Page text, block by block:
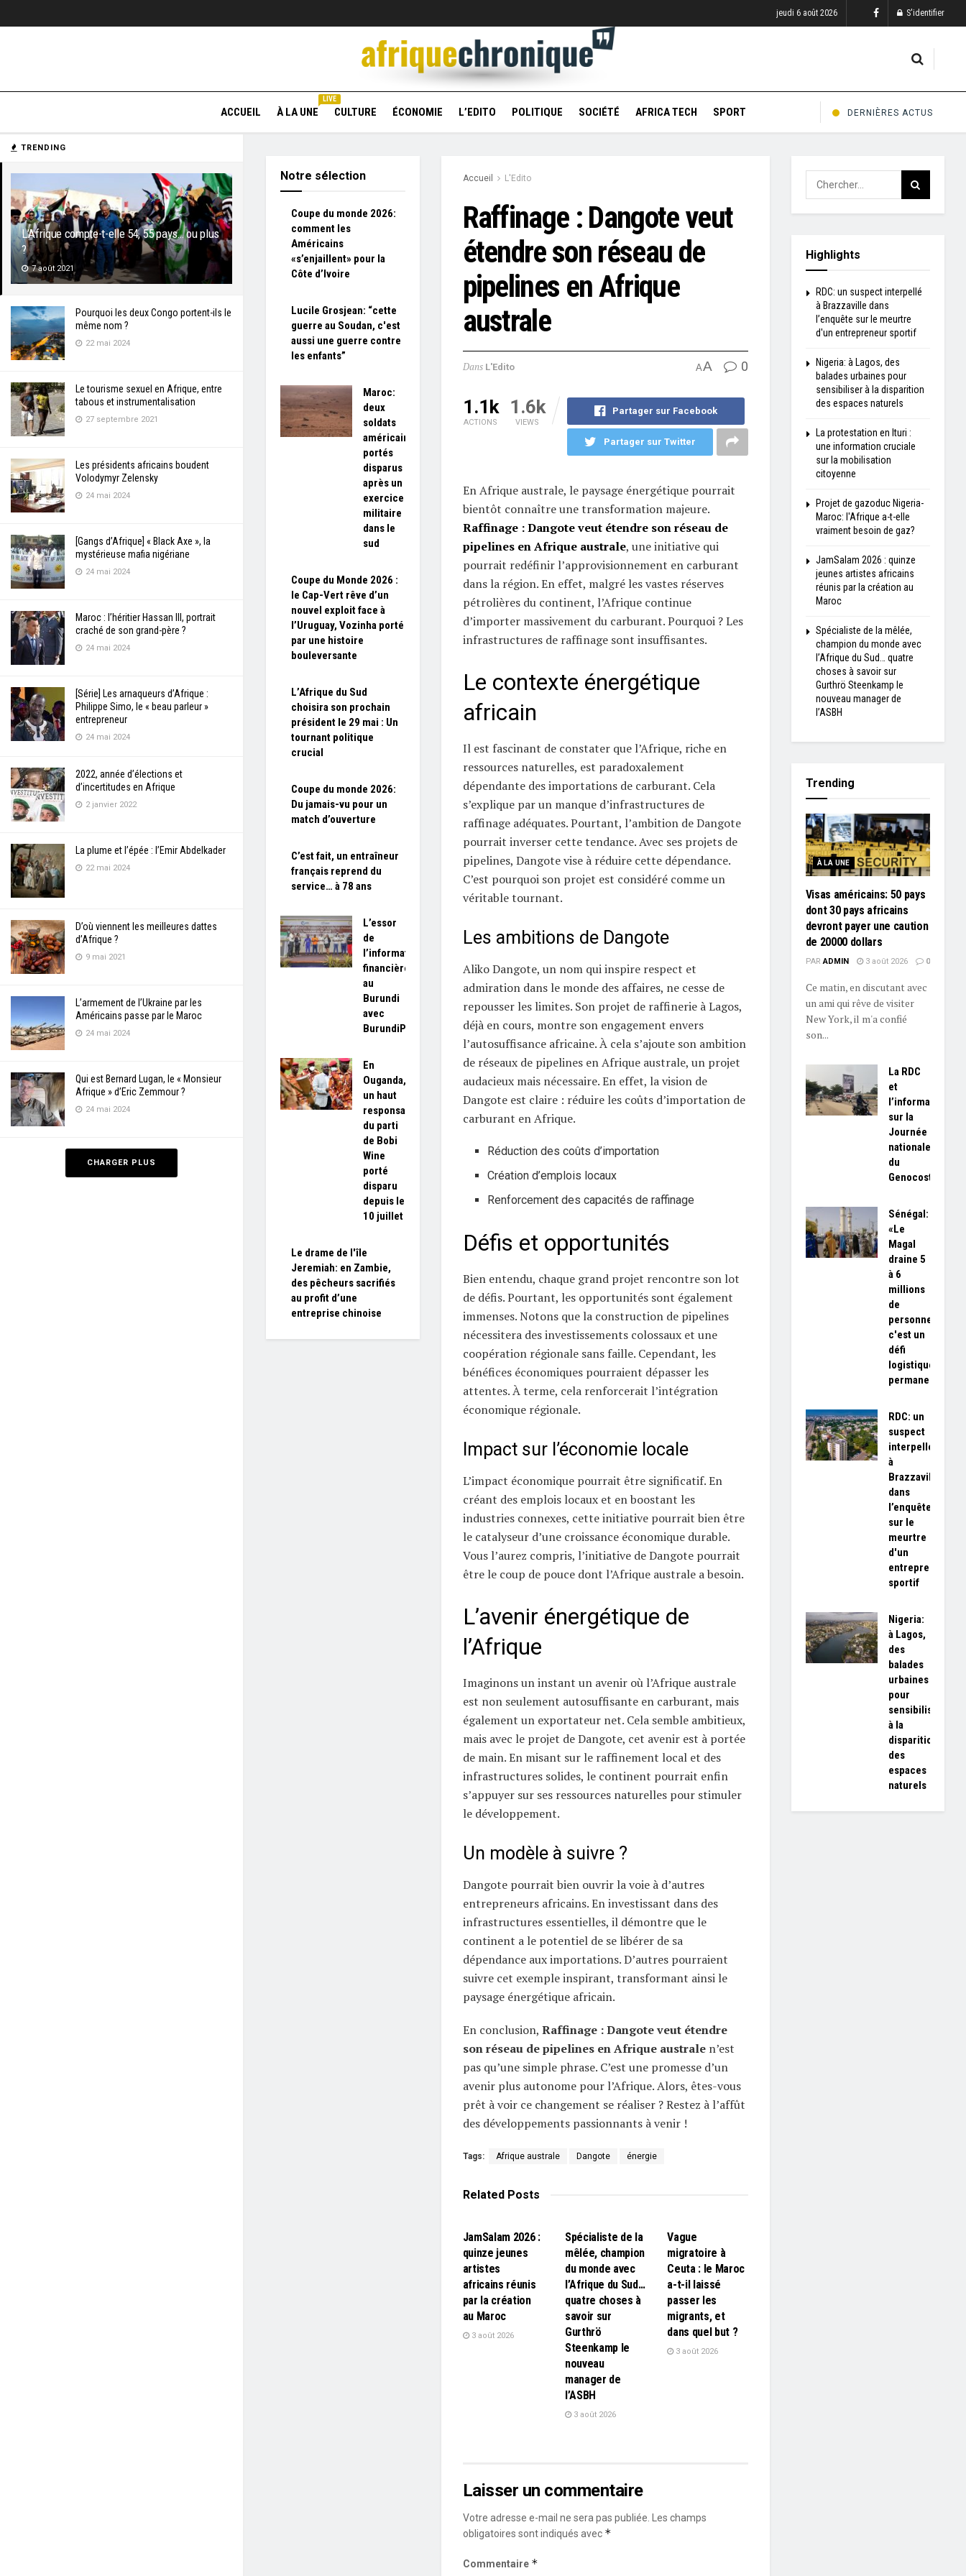
TRENDING
L’Afrique compte-t-elle 54, 55 pays… ou plus
?
7 août 2021
Pourquoi les deux Congo portent-ils le
même nom ?
22 mai 2024
Le tourisme sexuel en Afrique, entre
tabous et instrumentalisation
27 septembre 2021
Les présidents africains boudent
Volodymyr Zelensky
24 mai 2024
[Gangs d’Afrique] « Black Axe », la
mystérieuse mafia nigériane
24 mai 2024
Maroc : l’héritier Hassan III, portrait
craché de son grand-père ?
24 mai 2024
[Série] Les arnaqueurs d’Afrique :
Philippe Simo, le « beau parleur »
entrepreneur
24 mai 2024
2022, année d’élections et
d’incertitudes en Afrique
2 janvier 2022
La plume et l’épée : l’Emir Abdelkader
22 mai 2024
D’où viennent les meilleures dattes
d’Afrique ?
9 mai 2021
L’armement de l’Ukraine par les
Américains passe par le Maroc
24 mai 2024
Qui est Bernard Lugan, le « Monsieur
Afrique » d’Eric Zemmour ?
24 mai 2024
CHARGER PLUS
jeudi 6 août 2026 S'identifier
ACCUEIL À LA UNE
LIVE
CULTURE ÉCONOMIE L’EDITO POLITIQUE SOCIÉTÉ AFRICA TECH SPORT DERNIÈRES ACTUS
Accueil L'Edito
Raffinage : Dangote veut
étendre son réseau de
pipelines en Afrique
australe
Dans L'Edito AA 0
1.1k
ACTIONS
1.6k
VIEWS
Partager sur Facebook
Partager sur Twitter
En Afrique australe, le paysage énergétique pourrait
bientôt connaître une transformation majeure.
Raffinage : Dangote veut étendre son réseau de
pipelines en Afrique australe, une initiative qui
pourrait redéfinir l’approvisionnement en carburant
dans la région. En effet, malgré les vastes réserves
pétrolières du continent, l’Afrique continue
d’importer massivement du carburant. Pourquoi ? Les
infrastructures de raffinage sont insuffisantes.
Le contexte énergétique
africain
Il est fascinant de constater que l’Afrique, riche en
ressources naturelles, est paradoxalement
dépendante des importations de carburant. Cela
s’explique par un manque d’infrastructures de
raffinage adéquates. Pourtant, l’ambition de Dangote
pourrait inverser cette tendance. Avec ses projets de
pipelines, Dangote vise à réduire cette dépendance.
C’est pourquoi son projet est considéré comme un
véritable tournant.
Les ambitions de Dangote
Aliko Dangote, un nom qui inspire respect et
admiration dans le monde des affaires, ne cesse de
repousser les limites. Son projet de raffinerie à Lagos,
déjà en cours, montre son engagement envers
l’autosuffisance africaine. À cela s’ajoute son ambition
de réseaux de pipelines en Afrique australe, un projet
audacieux mais nécessaire. En effet, la vision de
Dangote est claire : réduire les coûts d’importation de
carburant en Afrique.
Réduction des coûts d’importation
Création d’emplois locaux
Renforcement des capacités de raffinage
Défis et opportunités
Bien entendu, chaque grand projet rencontre son lot
de défis. Pourtant, les opportunités sont également
immenses. Notons que la construction de pipelines
nécessitera des investissements colossaux et une
coopération régionale sans faille. Cependant, les
bénéfices économiques pourraient dépasser les
attentes. À terme, cela renforcerait l’intégration
économique régionale.
Impact sur l’économie locale
L’impact économique pourrait être significatif. En
créant des emplois locaux et en boostant les
industries connexes, cette initiative pourrait bien être
le catalyseur d’une croissance économique durable.
Vous l’aurez compris, l’initiative de Dangote pourrait
être le coup de pouce dont l’Afrique australe a besoin.
L’avenir énergétique de
l’Afrique
Imaginons un instant un avenir où l’Afrique australe
est non seulement autosuffisante en carburant, mais
également un exportateur net. Cela semble ambitieux,
mais avec le projet de Dangote, cet avenir est à portée
de main. En misant sur le raffinement local et des
infrastructures solides, le continent pourrait enfin
s’appuyer sur ses ressources naturelles pour stimuler
le développement.
Un modèle à suivre ?
Dangote pourrait bien ouvrir la voie à d’autres
entrepreneurs africains. En investissant dans des
infrastructures essentielles, il démontre que le
continent a le potentiel de se libérer de sa
dépendance aux importations. D’autres pourraient
suivre cet exemple inspirant, transformant ainsi le
paysage énergétique africain.
En conclusion, Raffinage : Dangote veut étendre
son réseau de pipelines en Afrique australen’est
pas qu’une simple phrase. C’est une promesse d’un
avenir plus autonome pour l’Afrique. Alors, êtes-vous
prêt à voir ce changement se réaliser ? Restez à l’affût
des développements passionnants à venir !
Tags: Afrique australe Dangote énergie
RelatedPosts
JamSalam 2026 :
quinze jeunes
artistes
africains réunis
par la création
au Maroc
3 août 2026
Spécialiste de la
mêlée, champion
du monde avec
l’Afrique du Sud…
quatre choses à
savoir sur
Gurthrö
Steenkamp le
nouveau
manager de
l’ASBH
3 août 2026
Vague
migratoire à
Ceuta : le Maroc
a-t-il laissé
passer les
migrants, et
dans quel but ?
3 août 2026
Laisser un commentaire
Votre adresse e-mail ne sera pas publiée.
Les champs
obligatoires sont indiqués avec *
Commentaire *
Notre sélection
Coupe du monde 2026:
comment les
Américains
«s’enjaillent» pour la
Côte d’Ivoire
Lucile Grosjean: “cette
guerre au Soudan, c'est
aussi une guerre contre
les enfants”
Maroc:
deux
soldats
américains
portés
disparus
après un
exercice
militaire
dans le
sud
Coupe du Monde 2026 :
le Cap-Vert rêve d’un
nouvel exploit face à
l’Uruguay, Vozinha porté
par une histoire
bouleversante
L’Afrique du Sud
choisira son prochain
président le 29 mai : Un
tournant politique
crucial
Coupe du monde 2026:
Du jamais-vu pour un
match d’ouverture
C’est fait, un entraîneur
français reprend du
service… à 78 ans
L’essor
de
l’information
financière
au
Burundi
avec
BurundiPay
En
Ouganda,
un haut
responsable
du parti
de Bobi
Wine
porté
disparu
depuis le
10 juillet
Le drame de l'île
Jeremiah: en Zambie,
des pêcheurs sacrifiés
au profit d’une
entreprise chinoise
Highlights
RDC: un suspect interpellé
à Brazzaville dans
l’enquête sur le meurtre
d'un entrepreneur sportif
Nigeria: à Lagos, des
balades urbaines pour
sensibiliser à la disparition
des espaces naturels
La protestation en Ituri :
une information cruciale
sur la mobilisation
citoyenne
Projet de gazoduc Nigeria-
Maroc: l'Afrique a-t-elle
vraiment besoin de gaz?
JamSalam 2026 : quinze
jeunes artistes africains
réunis par la création au
Maroc
Spécialiste de la mêlée,
champion du monde avec
l’Afrique du Sud… quatre
choses à savoir sur
Gurthrö Steenkamp le
nouveau manager de
l’ASBH
Trending
À LA UNE
Visas américains: 50 pays
dont 30 pays africains
devront payer une caution
de 20000 dollars
PAR ADMIN 3 août 2026 0
Ce matin, en discutant avec
un ami qui rêve de visiter
New York, il m'a confié
son...
La RDC
et
l’information
sur la
Journée
nationale
du
Genocost
Sénégal:
«Le
Magal
draine 5
à 6
millions
de
personnes,
c'est un
défi
logistique
permanent»
RDC: un
suspect
interpellé
à
Brazzaville
dans
l’enquête
sur le
meurtre
d'un
entrepreneur
sportif
Nigeria:
à Lagos,
des
balades
urbaines
pour
sensibiliser
à la
disparition
des
espaces
naturels